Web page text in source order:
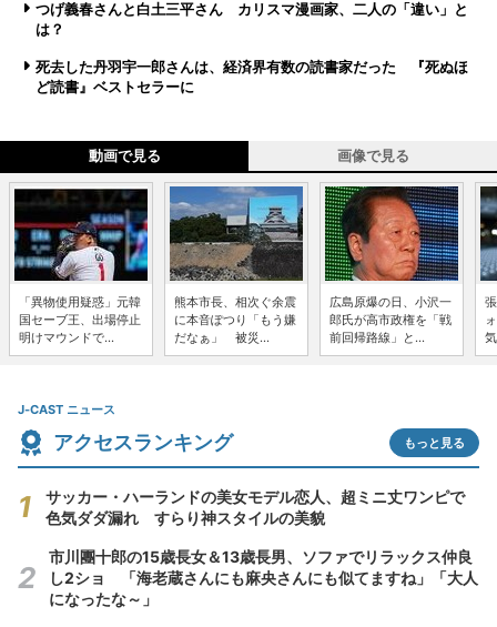
つげ義春さんと白土三平さん カリスマ漫画家、二人の「違い」と
は？
死去した丹羽宇一郎さんは、経済界有数の読書家だった 『死ぬほ
ど読書』ベストセラーに
動画で見る 画像で見る
「異物使用疑惑」元韓
国セーブ王、出場停止
明けマウンドで...
熊本市長、相次ぐ余震
に本音ぽつり「もう嫌
だなぁ」 被災...
広島原爆の日、小沢一
郎氏が高市政権を「戦
前回帰路線」と...
J-CAST ニュース
アクセスランキング もっと見る
サッカー・ハーランドの美女モデル恋人、超ミニ丈ワンピで
色気ダダ漏れ すらり神スタイルの美貌
市川團十郎の15歳長女＆13歳長男、ソファでリラックス仲良
し2ショ 「海老蔵さんにも麻央さんにも似てますね」「大人
になったな～」